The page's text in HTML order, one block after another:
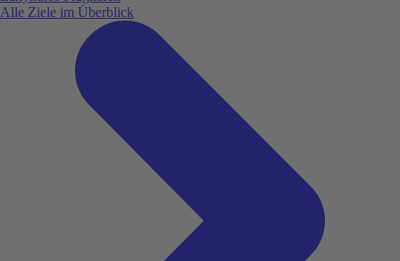
Alle Ziele im Überblick